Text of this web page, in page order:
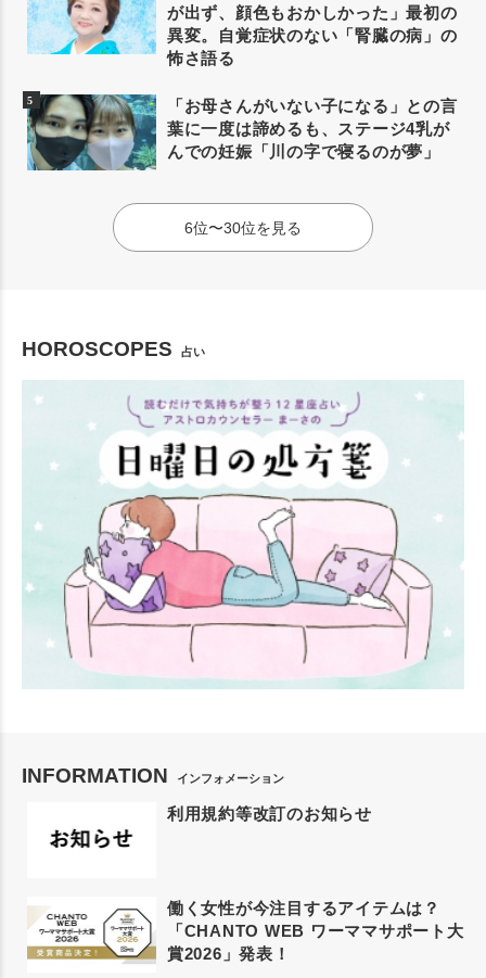
が出ず、顔色もおかしかった」最初の
異変。自覚症状のない「腎臓の病」の
怖さ語る
「お母さんがいない子になる」との言
葉に一度は諦めるも、ステージ4乳が
んでの妊娠「川の字で寝るのが夢」
6位〜30位を見る
HOROSCOPES 占い
INFORMATION インフォメーション
利用規約等改訂のお知らせ
働く女性が今注目するアイテムは？
「CHANTO WEB ワーママサポート大
賞2026」発表！